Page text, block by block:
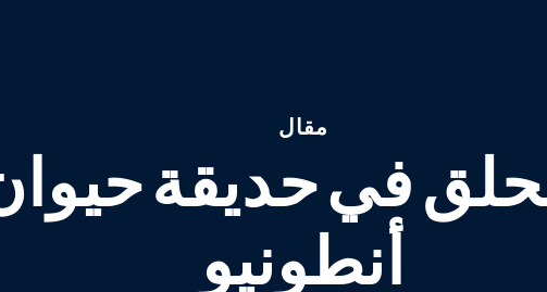
مقال
يحلق في حديقة
أنطونيو